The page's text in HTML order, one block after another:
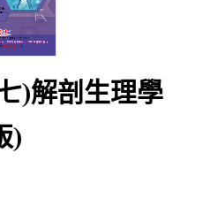
)解剖生理學
)